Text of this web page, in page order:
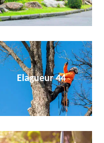
Elagueur 44